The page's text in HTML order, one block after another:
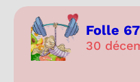
Folle 67
30